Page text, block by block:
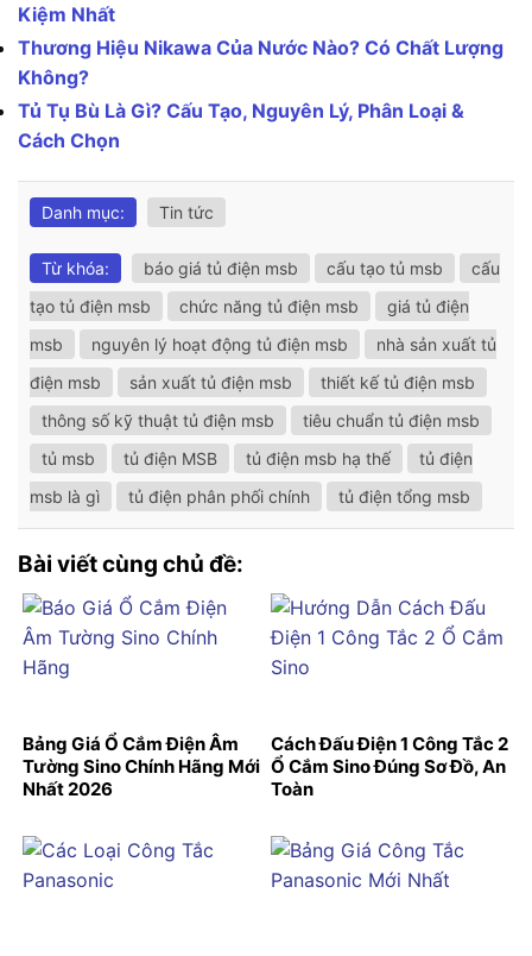
Kiệm Nhất
Thương Hiệu Nikawa Của Nước Nào? Có Chất Lượng
Không?
Tủ Tụ Bù Là Gì? Cấu Tạo, Nguyên Lý, Phân Loại &
Cách Chọn
Danh mục: Tin tức
Từ khóa: báo giá tủ điện msb cấu tạo tủ msb
cấu
tạo tủ điện msb
chức năng tủ điện msb
giá tủ điện
msb
nguyên lý hoạt động tủ điện msb
nhà sản xuất tủ
điện msb
sản xuất tủ điện msb
thiết kế tủ điện msb
thông số kỹ thuật tủ điện msb
tiêu chuẩn tủ điện msb
tủ msb
tủ điện MSB tủ điện msb hạ thế
tủ điện
msb là gì
tủ điện phân phối chính tủ điện tổng msb
Bài viết cùng chủ đề:
Bảng Giá Ổ Cắm Điện Âm
Tường Sino Chính Hãng Mới
Nhất 2026
Cách Đấu Điện 1 Công Tắc 2
Ổ Cắm Sino Đúng Sơ Đồ, An
Toàn